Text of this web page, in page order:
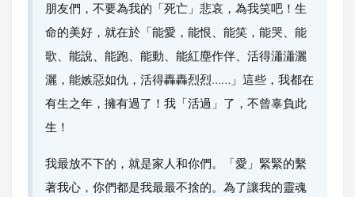
朋友們，不要為我的「死亡」悲哀，為我笑吧！生
命的美好，就在於「能愛，能恨、能笑，能哭、能
歌、能說、能跑、能動、能紅塵作伴、活得瀟瀟灑
灑，能嫉惡如仇，活得轟轟烈烈……」這些，我都在
有生之年，擁有過了！我「活過」了，不曾辜負此
生！
我最放不下的，就是家人和你們。「愛」緊緊的繫
著我心，你們都是我最最不捨的。為了讓我的靈魂